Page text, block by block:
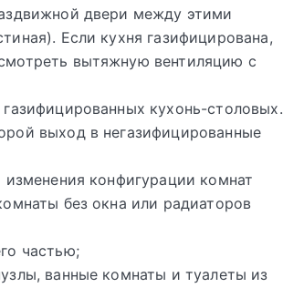
двери между этими
Если кухня газифицирована,
вытяжную вентиляцию с
кухонь-столовых.
выход в негазифицированные
конфигурации комнат
без окна или радиаторов
частью;
ванные комнаты и туалеты из